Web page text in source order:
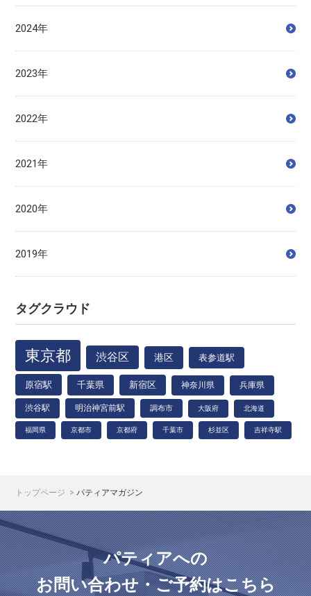
2024年
2023年
2022年
2021年
2020年
2019年
タグクラウド
東京都 渋谷区 港区 表参道駅
原宿駅 千葉県 新宿区 神奈川県 兵庫県
渋谷駅 明治神宮前駅 調布市 大阪府 北海道
福岡県 京都市 京都府 千葉市 杉並区 吉祥寺駅
トップページ パティアマガジン
パティアへの
お問い合わせ・ご予約はこちら